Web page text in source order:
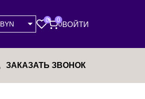
BYN
0 0
0ВОЙТИ
ЗАКАЗАТЬ ЗВОНОК